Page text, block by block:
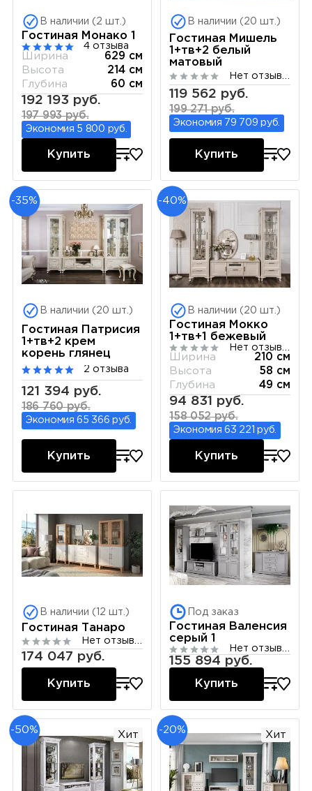
В наличии (2 шт.)
Гостиная Монако 1
4 отзыва
Ширина
629 см
Высота
214 см
Глубина
60 см
192 193 руб.
197 993 руб.
Экономия 5 800 руб.
Купить
В наличии (20 шт.)
Гостиная Мишель
1+тв+2 белый
матовый
119 562 руб.
199 271 руб.
Экономия 79 709 руб.
Купить
-35%
В наличии (20 шт.)
Гостиная Патрисия
1+тв+2 крем
корень глянец
2 отзыва
121 394 руб.
186 760 руб.
Экономия 65 366 руб.
Купить
-40%
В наличии (20 шт.)
Гостиная Мокко
1+тв+1 бежевый
Ширина
210 см
Высота
58 см
Глубина
49 см
94 831 руб.
158 052 руб.
Экономия 63 221 руб.
Купить
В наличии (12 шт.)
Гостиная Танаро
174 047 руб.
Купить
Под заказ
Гостиная Валенсия
серый 1
155 894 руб.
Купить
-50% Хит -20% Хит